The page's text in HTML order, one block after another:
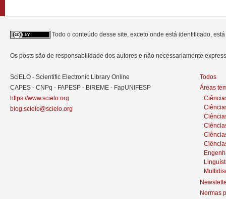
Todo o conteúdo desse site, exceto onde está identificado,
Os posts são de responsabilidade dos autores e não necessariamente
SciELO - Scientific Electronic Library Online
CAPES - CNPq - FAPESP - BIREME - FapUNIFESP
https://www.scielo.org
blog.scielo@scielo.org
Todos
Áreas
Normas